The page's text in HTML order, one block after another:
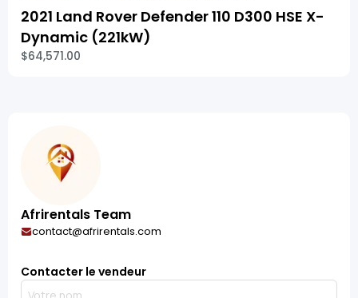
2021 Land Rover Defender 110 D300 HSE X-
Dynamic (221kW)
$64,571.00
Afrirentals Team
contact@afrirentals.com
Contacter le vendeur